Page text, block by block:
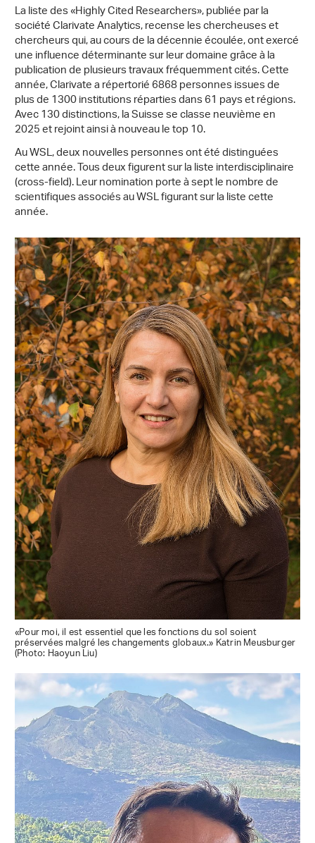
La liste des «Highly Cited Researchers», publiée par la
société Clarivate Analytics, recense les chercheuses et
chercheurs qui, au cours de la décennie écoulée, ont exercé
une influence déterminante sur leur domaine grâce à la
publication de plusieurs travaux fréquemment cités. Cette
année, Clarivate a répertorié 6868 personnes issues de
plus de 1300 institutions réparties dans 61 pays et régions.
Avec 130 distinctions, la Suisse se classe neuvième en
2025 et rejoint ainsi à nouveau le top 10.
Au WSL, deux nouvelles personnes ont été distinguées
cette année. Tous deux figurent sur la liste interdisciplinaire
(cross-field). Leur nomination porte à sept le nombre de
scientifiques associés au WSL figurant sur la liste cette
année.
«Pour moi, il est essentiel que les fonctions du sol soient
préservées malgré les changements globaux.» Katrin Meusburger
(Photo: Haoyun Liu)